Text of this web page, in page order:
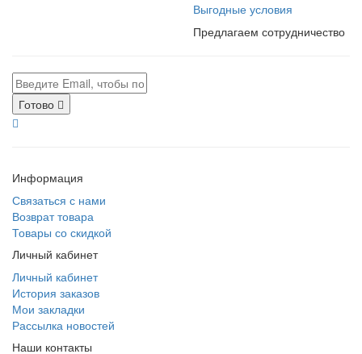
Выгодные условия
Предлагаем сотрудничество
Готово
Информация
Связаться с нами
Возврат товара
Товары со скидкой
Личный кабинет
Личный кабинет
История заказов
Мои закладки
Рассылка новостей
Наши контакты